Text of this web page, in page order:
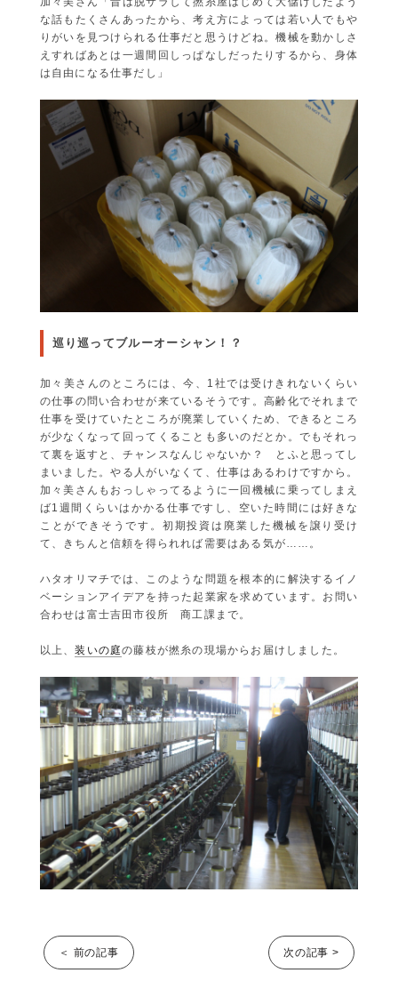
な話もたくさんあったから、考え方によっては若い人でもや
りがいを見つけられる仕事だと思うけどね。機械を動かしさ
えすればあとは一週間回しっぱなしだったりするから、身体
は自由になる仕事だし」
巡り巡ってブルーオーシャン！？
加々美さんのところには、今、1社では受けきれないくらい
の仕事の問い合わせが来ているそうです。高齢化でそれまで
仕事を受けていたところが廃業していくため、できるところ
が少なくなって回ってくることも多いのだとか。でもそれっ
て裏を返すと、チャンスなんじゃないか？ とふと思ってし
まいました。やる人がいなくて、仕事はあるわけですから。
加々美さんもおっしゃってるように一回機械に乗ってしまえ
ば1週間くらいはかかる仕事ですし、空いた時間には好きな
ことができそうです。初期投資は廃業した機械を譲り受け
て、きちんと信頼を得られれば需要はある気が……。
ハタオリマチでは、このような問題を根本的に解決するイノ
ベーションアイデアを持った起業家を求めています。お問い
合わせは富士吉田市役所 商工課まで。
以上、装いの庭の藤枝が撚糸の現場からお届けしました。
＜ 前の記事 次の記事 >